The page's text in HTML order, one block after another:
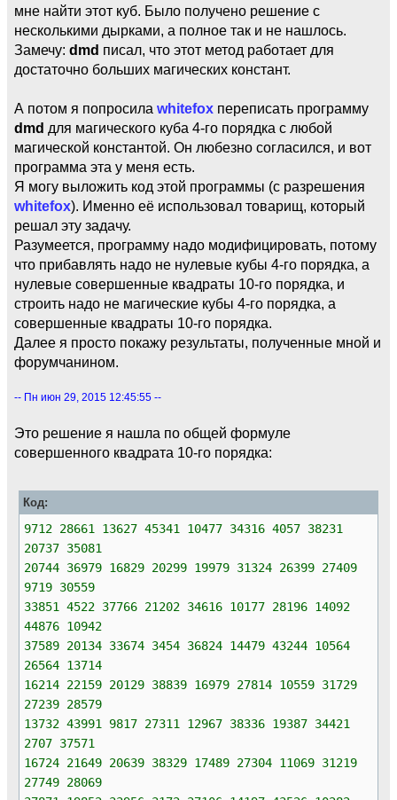
мне найти этот куб. Было получено решение с
несколькими дырками, а полное так и не нашлось.
Замечу: dmd писал, что этот метод работает для
достаточно больших магических констант.
А потом я попросила whitefox переписать программу
dmd для магического куба 4-го порядка с любой
магической константой. Он любезно согласился, и вот
программа эта у меня есть.
Я могу выложить код этой программы (с разрешения
whitefox). Именно её использовал товарищ, который
решал эту задачу.
Разумеется, программу надо модифицировать, потому
что прибавлять надо не нулевые кубы 4-го порядка, а
нулевые совершенные квадраты 10-го порядка, и
строить надо не магические кубы 4-го порядка, а
совершенные квадраты 10-го порядка.
Далее я просто покажу результаты, полученные мной и
форумчанином.
-- Пн июн 29, 2015 12:45:55 --
Это решение я нашла по общей формуле
совершенного квадрата 10-го порядка:
Код:
9712 28661 13627 45341 10477 34316 4057 38231
20737 35081
20744 36979 16829 20299 19979 31324 26399 27409
9719 30559
33851 4522 37766 21202 34616 10177 28196 14092
44876 10942
37589 20134 33674 3454 36824 14479 43244 10564
26564 13714
16214 22159 20129 38839 16979 27814 10559 31729
27239 28579
13732 43991 9817 27311 12967 38336 19387 34421
2707 37571
16724 21649 20639 38329 17489 27304 11069 31219
27749 28069